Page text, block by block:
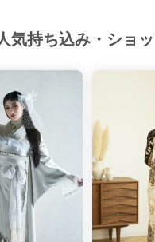
気持ち込み・ショ